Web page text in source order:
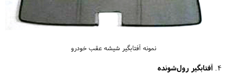
نمونه آفتابگیر شیشه عقب خودرو
۴. آفتابگیر رول‌شونده